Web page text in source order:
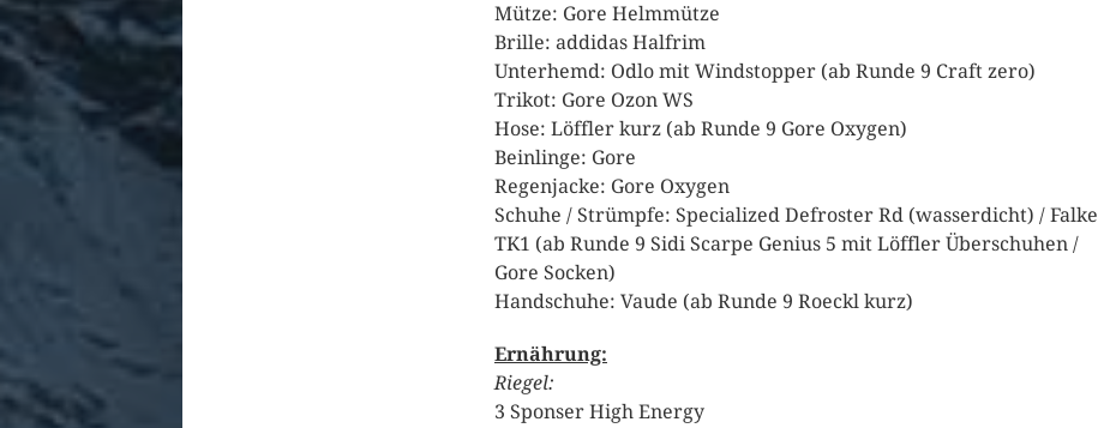
Mütze: Gore Helmmütze
Brille: addidas Halfrim
Unterhemd: Odlo mit Windstopper (ab Runde 9 Craft zero)
Trikot: Gore Ozon WS
Hose: Löffler kurz (ab Runde 9 Gore Oxygen)
Beinlinge: Gore
Regenjacke: Gore Oxygen
Schuhe / Strümpfe: Specialized Defroster Rd (wasserdicht) / Falke
TK1 (ab Runde 9 Sidi Scarpe Genius 5 mit Löffler Überschuhen /
Gore Socken)
Handschuhe: Vaude (ab Runde 9 Roeckl kurz)
Ernährung:
Riegel:
3 Sponser High Energy